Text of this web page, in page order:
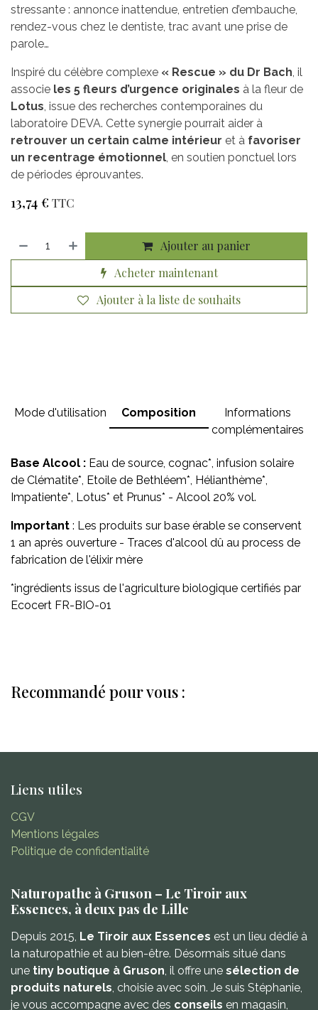
stressante : annonce inattendue, entretien d’embauche,
rendez-vous chez le dentiste, trac avant une prise de
parole…
Inspiré du célèbre complexe « Rescue » du Dr Bach , il
associe les 5 fleurs d’urgence originales à la fleur de
Lotus , issue des recherches contemporaines du
laboratoire DEVA. Cette synergie pourrait aider à
retrouver un certain calme intérieur et à favoriser
un recentrage émotionnel , en soutien ponctuel lors
de périodes éprouvantes.
13,74 € TTC
Ajouter au panier
Acheter maintenant
Ajouter à la liste de souhaits
Mode d'utilisation Composition
Informations
complémentaires
Base Alcool : Eau de source, cognac*, infusion solaire
de Clématite*, Etoile de Bethléem*, Hélianthème*,
Impatiente*, Lotus* et Prunus* - Alcool 20% vol.
Important : Les produits sur base érable se conservent
1 an après ouverture - Traces d'alcool dû au process de
fabrication de l'élixir mère
*ingrédients issus de l'agriculture biologique certifiés par
Ecocert FR-BIO-01
Recommandé pour vous :
Liens utiles
CGV
Mentions légales
Politique de confidentialité
Naturopathe à Gruson – Le Tiroir aux
Essences, à deux pas de Lille
Depuis 2015, Le Tiroir aux Essences est un lieu dédié à
la naturopathie et au bien-être. Désormais situé dans
une tiny boutique à Gruson , il offre une sélection de
produits naturels , choisie avec soin. Je suis Stéphanie,
je vous accompagne avec des conseils en magasin,